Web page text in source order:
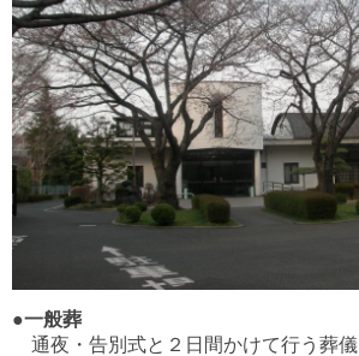
●一般葬
通夜・告別式と２日間かけて行う葬儀